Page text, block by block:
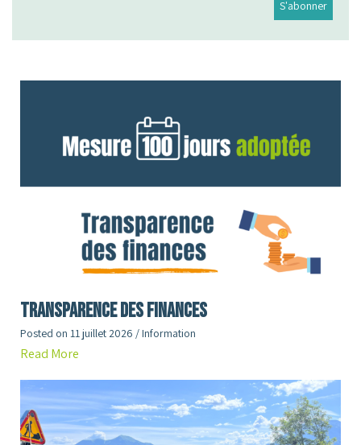
Transparence des finances
Posted on 11 juillet 2026 /Information
Read More